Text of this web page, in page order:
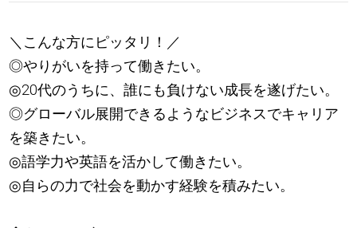
＼こんな方にピッタリ！／
◎やりがいを持って働きたい。
◎20代のうちに、誰にも負けない成長を遂げたい。
◎グローバル展開できるようなビジネスでキャリア
を築きたい。
◎語学力や英語を活かして働きたい。
◎自らの力で社会を動かす経験を積みたい。